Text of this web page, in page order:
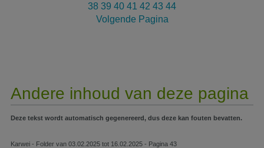
38 39 40 41 42 43 44
Volgende Pagina
Andere inhoud van deze pagina
Deze tekst wordt automatisch gegenereerd, dus deze kan fouten bevatten.
Karwei - Folder van 03.02.2025 tot 16.02.2025 - Pagina 43